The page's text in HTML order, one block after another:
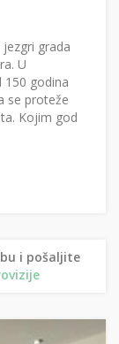
grada
U
150 godina
se proteže
Kojim god
i pošaljite